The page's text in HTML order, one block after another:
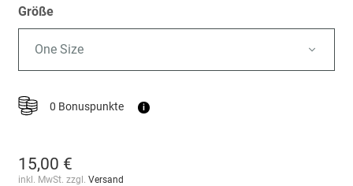
Größe
One Size
0 Bonuspunkte i
15,00 €
inkl. MwSt. zzgl. Versand